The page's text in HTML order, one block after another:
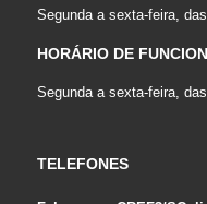
Segunda a sexta-feira,
HORÁRIO DE
Segunda a sexta-feira,
TELEFONES